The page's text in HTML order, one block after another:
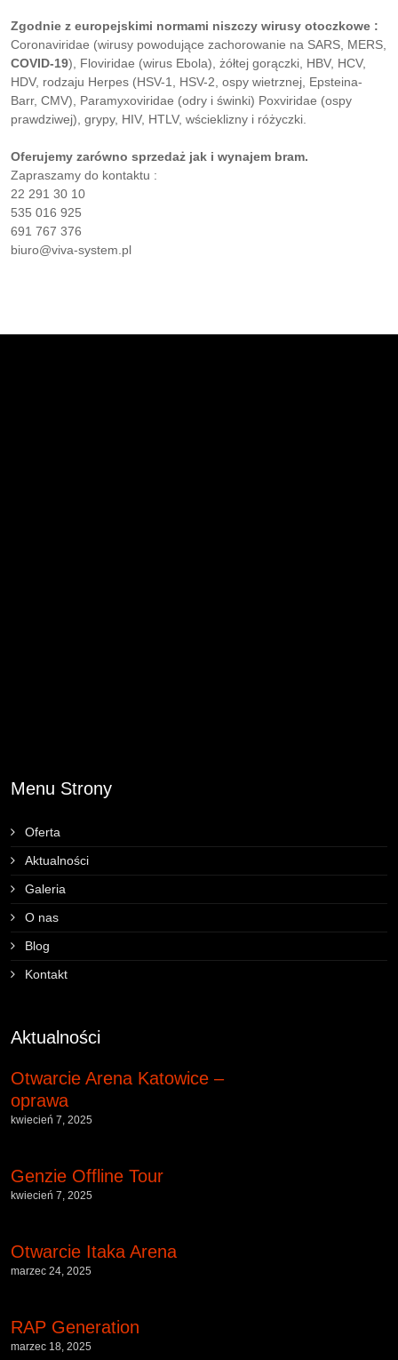
Zgodnie z europejskimi normami niszczy wirusy otoczkowe :
Coronaviridae (wirusy powodujące zachorowanie na SARS, MERS,
COVID-19), Floviridae (wirus Ebola), żółtej gorączki, HBV, HCV,
HDV, rodzaju Herpes (HSV-1, HSV-2, ospy wietrznej, Epsteina-
Barr, CMV), Paramyxoviridae (odry i świnki) Poxviridae (ospy
prawdziwej), grypy, HIV, HTLV, wścieklizny i różyczki.
Oferujemy zarówno sprzedaż jak i wynajem bram.
Zapraszamy do kontaktu :
22 291 30 10
535 016 925
691 767 376
biuro@viva-system.pl
Menu Strony
Oferta
Aktualności
Galeria
O nas
Blog
Kontakt
Aktualności
Otwarcie Arena Katowice –
oprawa
kwiecień 7, 2025
Genzie Offline Tour
kwiecień 7, 2025
Otwarcie Itaka Arena
marzec 24, 2025
RAP Generation
marzec 18, 2025